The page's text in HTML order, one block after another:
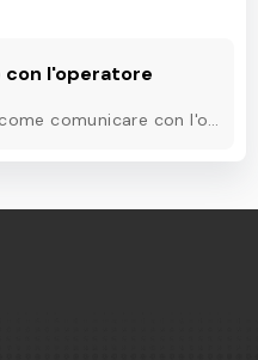
con l'operatore
In questo blog parleremo di come comunicare con l'operatore Kuwait Airways quando avete bisogno di risolvere i vostri problemi. Leggete per saperne di più.